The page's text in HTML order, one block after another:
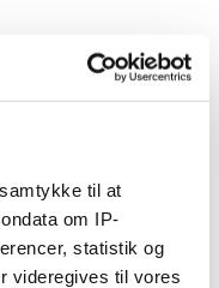
til at
om IP-
statistik og
videregives til vores